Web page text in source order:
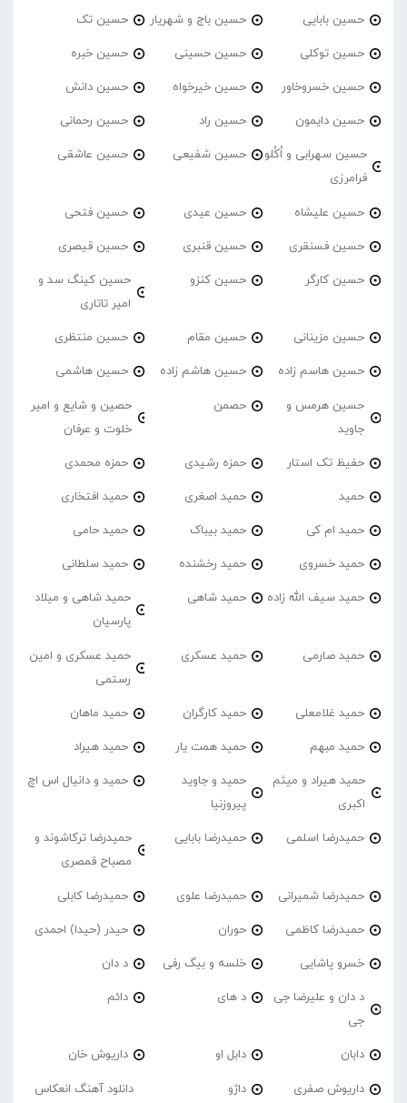
حسین بابایی حسین باج و شهریار حسین تک
حسین توکلی حسین حسینی حسین خبره
حسین خسروخاور حسین خیرخواه حسین دانش
حسین دایمون حسین راد حسین رحمانی
حسین سهرابی و اُکُلو
فرامرزی
حسین شفیعی حسین عاشقی
حسین علیشاه حسین عیدی حسین فتحی
حسین فسنقری حسین قنبری حسین قیصری
حسین کارگر حسین کنزو
حسین کینگ سد و
امیر تاتاری
حسین مزینانی حسین مقام حسین منتظری
حسین هاسم زاده حسین هاشم زاده حسین هاشمی
حسین هرمس و
جاوید
حصمن
حصین و شایع و امیر
خلوت و عرفان
حفیظ تک استار حمزه رشیدی حمزه محمدی
حمید حمید اصغری حمید افتخاری
حمید ام کی حمید بیباک حمید حامی
حمید خسروی حمید رخشنده حمید سلطانی
حمید سیف الله زاده حمید شاهی
حمید شاهی و میلاد
پارسیان
حمید صارمی حمید عسکری
حمید عسکری و امین
رستمی
حمید غلامعلی حمید کارگران حمید ماهان
حمید مبهم حمید همت یار حمید هیراد
حمید هیراد و میثم
اکبری
حمید و جاوید
پیروزنیا
حمید و دانیال اس اچ
حمیدرضا اسلمی حمیدرضا بابایی
حمیدرضا ترکاشوند و
مصباح قمصری
حمیدرضا شمیرانی حمیدرضا علوی حمیدرضا کابلی
حمیدرضا کاظمی حوران حیدر (حیدا) احمدی
خسرو پاشایی خلسه و بیگ رفی د دان
د دان و علیرضا جی
جی
د های دائم
دابان دابل او داریوش خان
داریوش صفری داژو
دانلود آهنگ انعکاس